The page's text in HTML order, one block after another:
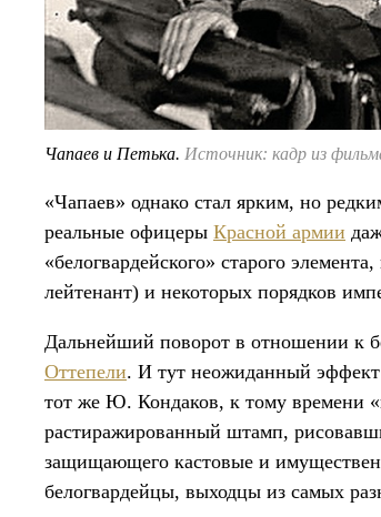
Чапаев и Петька. Источник: кадр из
«Чапаев» однако стал ярким, но
реальные офицеры Красной армии
«белогвардейского» старого
лейтенант) и некоторых порядков
Дальнейший поворот в отношении к
Оттепели. И тут неожиданный эффект
тот же Ю. Кондаков, к тому времени
растиражированный штамп,
защищающего кастовые и
белогвардейцы, выходцы из самых